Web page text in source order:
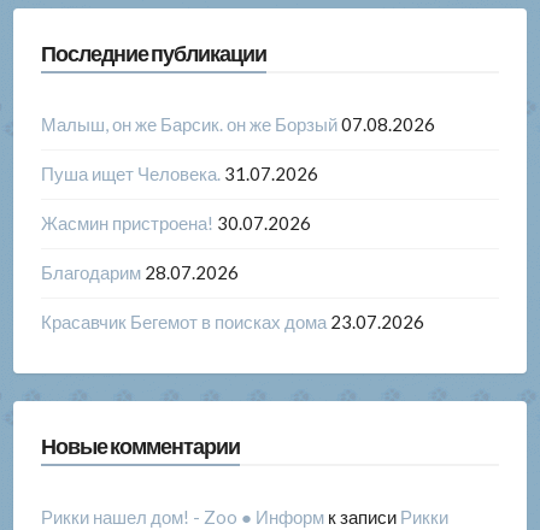
Последние публикации
Малыш, он же Барсик. он же Борзый07.08.2026
Пуша ищет Человека. 31.07.2026
Жасмин пристроена! 30.07.2026
Благодарим 28.07.2026
Красавчик Бегемот в поисках дома 23.07.2026
Новые комментарии
Рикки нашел дом! - Zoo ● Информк записи Рикки